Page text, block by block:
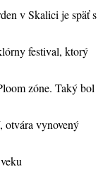
v Skalici je späť s
festival, ktorý
zóne. Taký bol
otvára vynovený